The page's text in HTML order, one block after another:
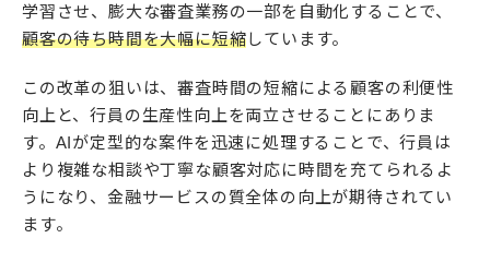
学習させ、膨大な審査業務の一部を自動化することで、
顧客の待ち時間を大幅に短縮しています。​
この改革の狙いは、審査時間の短縮による顧客の利便性
向上と、行員の生産性向上を両立させることにありま
す。AIが定型的な案件を迅速に処理することで、行員は
より複雑な相談や丁寧な顧客対応に時間を充てられるよ
うになり、金融サービスの質全体の向上が期待されてい
ます。